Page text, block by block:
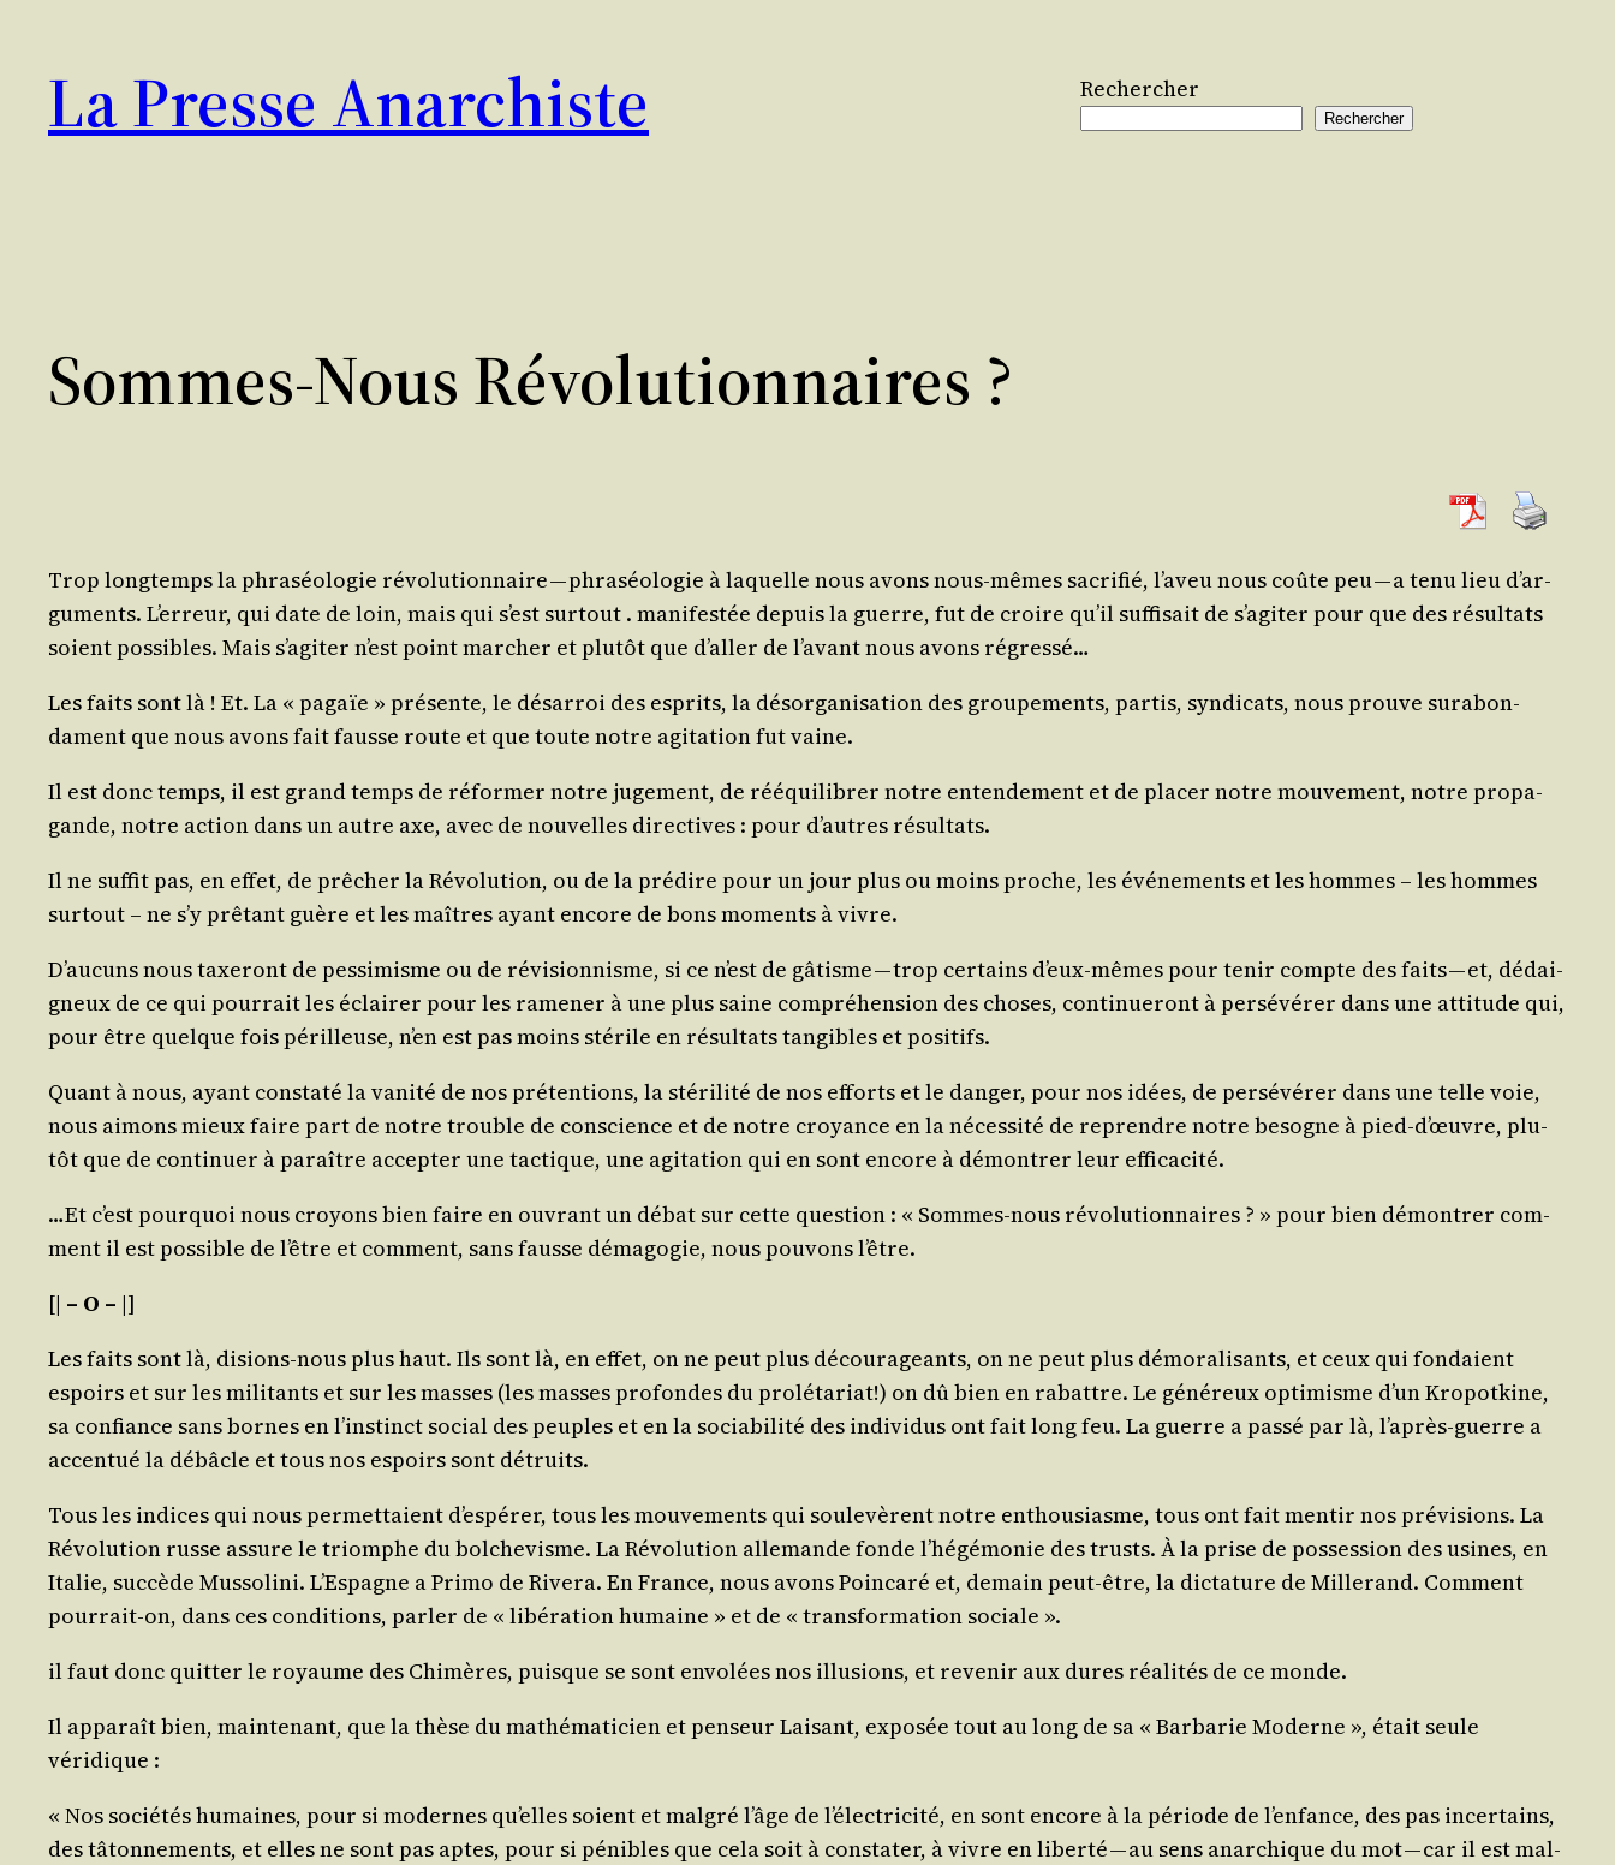
contenu
La Presse Anarchiste Rechercher
Rechercher
Sommes-Nous Révolutionnaires ?
Trop long­temps la phra­séo­lo­gie révo­lu­tion­naire — phra­séo­lo­gie à laquelle nous avons nous-mêmes sacri­fié, l’a­veu nous coûte peu — a tenu lieu d’ar­
gu­ments. L’er­reur, qui date de loin, mais qui s’est sur­tout . mani­fes­tée depuis la guerre, fut de croire qu’il suf­fi­sait de s’a­gi­ter pour que des résul­tats
soient pos­sibles. Mais s’a­gi­ter n’est point mar­cher et plu­tôt que d’al­ler de l’a­vant nous avons régressé…
Les faits sont là ! Et. La « pagaïe » pré­sente, le désar­roi des esprits, la désor­ga­ni­sa­tion des grou­pe­ments, par­tis, syn­di­cats, nous prouve sur­abon­
dament que nous avons fait fausse route et que toute notre agi­ta­tion fut vaine.
Il est donc temps, il est grand temps de réfor­mer notre juge­ment, de rééqui­li­brer notre enten­de­ment et de pla­cer notre mou­ve­ment, notre pro­pa­
gande, notre action dans un autre axe, avec de nou­velles direc­tives : pour d’autres résultats.
Il ne suf­fit pas, en effet, de prê­cher la Révo­lu­tion, ou de la pré­dire pour un jour plus ou moins proche, les évé­ne­ments et les hommes – les hommes
sur­tout – ne s’y prê­tant guère et les maîtres ayant encore de bons moments à vivre.
D’au­cuns nous taxe­ront de pes­si­misme ou de révi­sion­nisme, si ce n’est de gâtisme — trop cer­tains d’eux-mêmes pour tenir compte des faits — et, dédai­
gneux de ce qui pour­rait les éclai­rer pour les rame­ner à une plus saine com­pré­hen­sion des choses, conti­nue­ront à per­sé­vé­rer dans une atti­tude qui,
pour être quelque fois périlleuse, n’en est pas moins sté­rile en résul­tats tan­gibles et positifs.
Quant à nous, ayant consta­té la vani­té de nos pré­ten­tions, la sté­ri­li­té de nos efforts et le dan­ger, pour nos idées, de per­sé­vé­rer dans une telle voie,
nous aimons mieux faire part de notre trouble de conscience et de notre croyance en la néces­si­té de reprendre notre besogne à pied‑d’œuvre, plu­
tôt que de conti­nuer à paraître accep­ter une tac­tique, une agi­ta­tion qui en sont encore à démon­trer leur efficacité.
…Et c’est pour­quoi nous croyons bien faire en ouvrant un débat sur cette ques­tion : « Sommes-nous révo­lu­tion­naires ? » pour bien démon­trer com­
ment il est pos­sible de l’être et com­ment, sans fausse déma­go­gie, nous pou­vons l’être.
[| – O – |]
Les faits sont là, disions-nous plus haut. Ils sont là, en effet, on ne peut plus décou­ra­geants, on ne peut plus démo­ra­li­sants, et ceux qui fon­daient
espoirs et sur les mili­tants et sur les masses (les masses pro­fondes du pro­lé­ta­riat!) on dû bien en rabattre. Le géné­reux opti­misme d’un Kro­pot­kine,
sa confiance sans bornes en l’ins­tinct social des peuples et en la socia­bi­li­té des indi­vi­dus ont fait long feu. La guerre a pas­sé par là, l’a­près-guerre a
accen­tué la débâcle et tous nos espoirs sont détruits.
Tous les indices qui nous per­met­taient d’es­pé­rer, tous les mou­ve­ments qui sou­le­vèrent notre enthou­siasme, tous ont fait men­tir nos pré­vi­sions. La
Révo­lu­tion russe assure le triomphe du bol­che­visme. La Révo­lu­tion alle­mande fonde l’hé­gé­mo­nie des trusts. À la prise de pos­ses­sion des usines, en
Ita­lie, suc­cède Mus­so­li­ni. L’Espagne a Pri­mo de Rive­ra. En France, nous avons Poin­ca­ré et, demain peut-être, la dic­ta­ture de Mil­le­rand. Com­ment
pour­rait-on, dans ces condi­tions, par­ler de « libé­ra­tion humaine » et de « trans­for­ma­tion sociale ».
il faut donc quit­ter le royaume des Chi­mères, puisque se sont envo­lées nos illu­sions, et reve­nir aux dures réa­li­tés de ce monde.
Il appa­raît bien, main­te­nant, que la thèse du mathé­ma­ti­cien et pen­seur Lai­sant, expo­sée tout au long de sa « Bar­ba­rie Moderne », était seule
véridique :
« Nos socié­tés humaines, pour si modernes qu’elles soient et mal­gré l’âge de l’élec­tri­ci­té, en sont encore à la période de l’en­fance, des pas incer­tains,
des tâton­ne­ments, et elles ne sont pas aptes, pour si pénibles que cela soit à consta­ter, à vivre en liber­té — au sens anar­chique du mot — car il est mal­